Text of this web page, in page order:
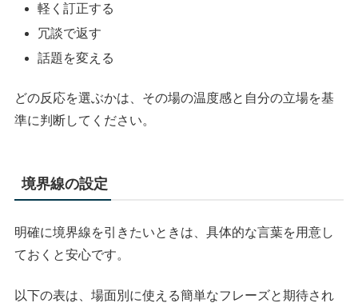
軽く訂正する
冗談で返す
話題を変える
どの反応を選ぶかは、その場の温度感と自分の立場を基
準に判断してください。
境界線の設定
明確に境界線を引きたいときは、具体的な言葉を用意し
ておくと安心です。
以下の表は、場面別に使える簡単なフレーズと期待され